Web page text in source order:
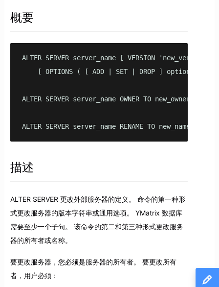
概要
ALTER SERVER server_name [ VERSION 'new_version' ]
[ OPTIONS ( [ ADD | SET | DROP ] option
ALTER SERVER server_name OWNER TO new_owner
ALTER SERVER server_name RENAME TO new_name
描述
ALTER SERVER 更改外部服务器的定义。 命令的第一种形
式更改服务器的版本字符串或通用选项。 YMatrix 数据库
需要至少一个子句。 该命令的第二和第三种形式更改服务
器的所有者或名称。
要更改服务器，您必须是服务器的所有者。 要更改所有
者，用户必须：